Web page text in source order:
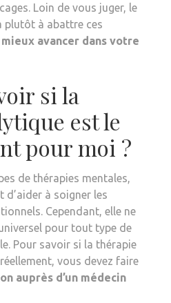
Loin de vous juger, le
plutôt à abattre ces
mieux avancer dans votre
si la
est le
pour moi ?
de thérapies mentales,
d’aider à soigner les
Cependant, elle ne
pour tout type de
Pour savoir si la thérapie
vous devez faire
auprès d’un médecin